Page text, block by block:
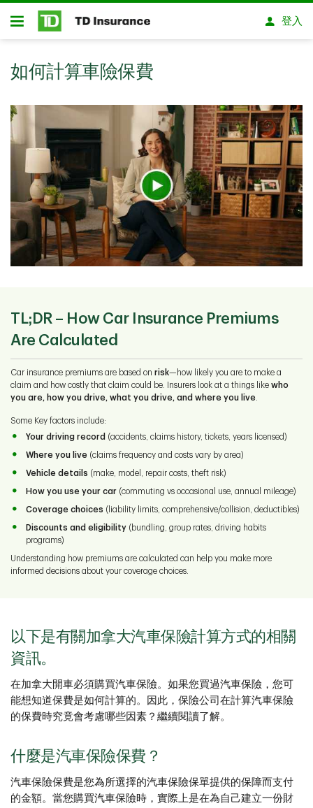
略過進入主要內容
開放式房屋貸款
登入
如何計算車險保費
TL;DR – How Car Insurance Premiums
Are Calculated
Car insurance premiums are based on risk—how likely you are to make a
claim and how costly that claim could be. Insurers look at a things like who
you are, how you drive, what you drive, and where you live
Some Key factors include:
Your driving record (accidents, claims history, tickets, years licensed)
Where you live (claims frequency and costs vary by area)
Vehicle details (make, model, repair costs, theft risk)
How you use your car (commuting vs occasional use, annual mileage)
Coverage choices (liability limits, comprehensive/collision, deductibles)
Discounts and eligibility (bundling, group rates, driving habits
programs)
Understanding how premiums are calculated can help you make more
informed decisions about your coverage choices.
以下是有關加拿大汽車保險計算方式的相關
資訊。
在加拿大開車必須購買汽車保險。如果您買過汽車保險，您可
能想知道保費是如何計算的。因此，保險公司在計算汽車保險
的保費時究竟會考慮哪些因素？繼續閱讀了解。
什麼是汽車保險保費？
汽車保險保費是您為所選擇的汽車保險保單提供的保障而支付
的金額。當您購買汽車保險時，實際上是在為自己建立一份財